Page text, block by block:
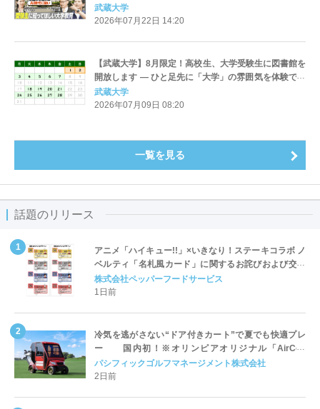
サイエンス教育について紹介しています
武蔵大学
2026年07月22日 14:20
【武蔵大学】8月限定！高校生、大学受験生に図書館を
開放します — ひと足先に「大学」の雰囲気を体験でき
るチャンス —
武蔵大学
2026年07月09日 08:20
一覧を見る
話題のリリース
アニメ「ハイキュー!!」×いきなり！ステーキコラボ ノ
ベルティ「名札風カード」に関するお詫びおよび交換
対応についてのご案内
株式会社ペッパーフードサービス
1日前
冷気を逃がさない“ドア付きカート”で夏でも快適プレ
ー 国内初！※オリンピアオリジナル「AirCon
Cart（エアコンカート）」導入 | ＰＧＭ
パシフィックゴルフマネージメント株式会社
2日前